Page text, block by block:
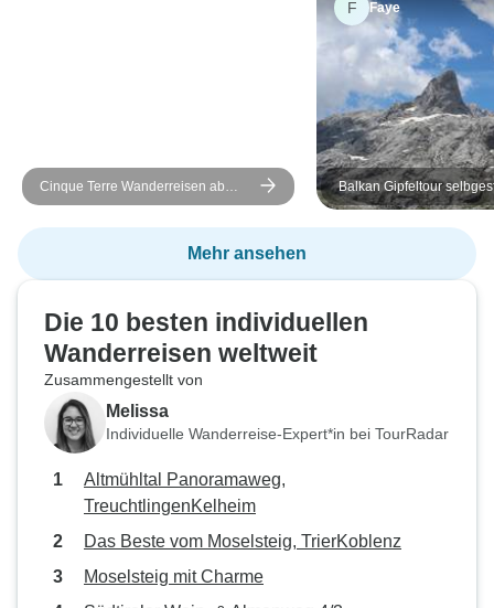
Cinque Terre Wanderreisen ab
Sestri Levante (selbst geführt) - 7
Tage
F Faye
Balkan Gipfeltour
Wanderreise - 7 Tage
Mehr ansehen
Die 10 besten individuellen
Wanderreisen weltweit
Zusammengestellt von
Melissa
Individuelle Wanderreise-Expert*in bei TourRadar
Altmühltal Panoramaweg,
TreuchtlingenKelheim
Das Beste vom Moselsteig, TrierKoblenz
Moselsteig mit Charme